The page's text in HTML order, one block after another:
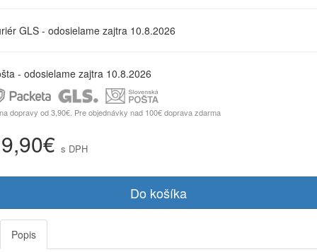
GLS - odosielame zajtra 10.8.2026
- odosielame zajtra 10.8.2026
dopravy od 3,90€. Pre objednávky nad 100€ doprava zdarma
s DPH
Do košíka
Popis